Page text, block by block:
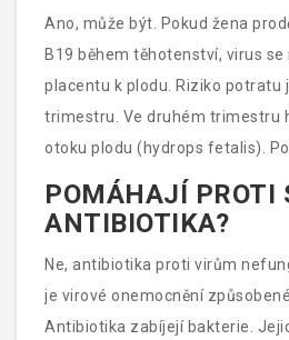
Ano, může být. Pokud žena
B19 během těhotenství, virus
placentu k plodu. Riziko potratu
trimestru. Ve druhém trimestru
otoku plodu (hydrops fetalis).
kontaktu s nakaženým,
gynekologa. Ten provede odběr
právě nakažena.
POMÁHAJÍ PROTI
ANTIBIOTIKA?
Ne, antibiotika proti virům
je virové onemocnění
Antibiotika zabíjejí bakterie.